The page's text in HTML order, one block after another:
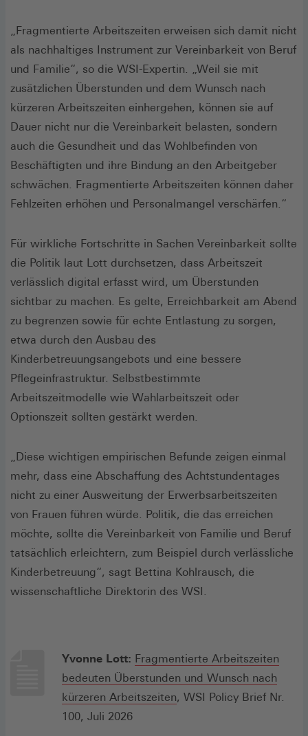
„Fragmentierte Arbeitszeiten erweisen sich damit nicht
als nachhaltiges Instrument zur Vereinbarkeit von Beruf
und Familie“, so die WSI-Expertin. „Weil sie mit
zusätzlichen Überstunden und dem Wunsch nach
kürzeren Arbeitszeiten einhergehen, können sie auf
Dauer nicht nur die Vereinbarkeit belasten, sondern
auch die Gesundheit und das Wohlbefinden von
Beschäftigten und ihre Bindung an den Arbeitgeber
schwächen. Fragmentierte Arbeitszeiten können daher
Fehlzeiten erhöhen und Personalmangel verschärfen.“
Für wirkliche Fortschritte in Sachen Vereinbarkeit sollte
die Politik laut Lott durchsetzen, dass Arbeitszeit
verlässlich digital erfasst wird, um Überstunden
sichtbar zu machen. Es gelte, Erreichbarkeit am Abend
zu begrenzen sowie für echte Entlastung zu sorgen,
etwa durch den Ausbau des
Kinderbetreuungsangebots und eine bessere
Pflegeinfrastruktur. Selbstbestimmte
Arbeitszeitmodelle wie Wahlarbeitszeit oder
Optionszeit sollten gestärkt werden.
„Diese wichtigen empirischen Befunde zeigen einmal
mehr, dass eine Abschaffung des Achtstundentages
nicht zu einer Ausweitung der Erwerbsarbeitszeiten
von Frauen führen würde. Politik, die das erreichen
möchte, sollte die Vereinbarkeit von Familie und Beruf
tatsächlich erleichtern, zum Beispiel durch verlässliche
Kinderbetreuung“, sagt Bettina Kohlrausch, die
wissenschaftliche Direktorin des WSI.
Yvonne Lott: Fragmentierte Arbeitszeiten
bedeuten Überstunden und Wunsch nach
kürzeren Arbeitszeiten(Öffnet
, WSI Policy Brief Nr.
100, Juli 2026